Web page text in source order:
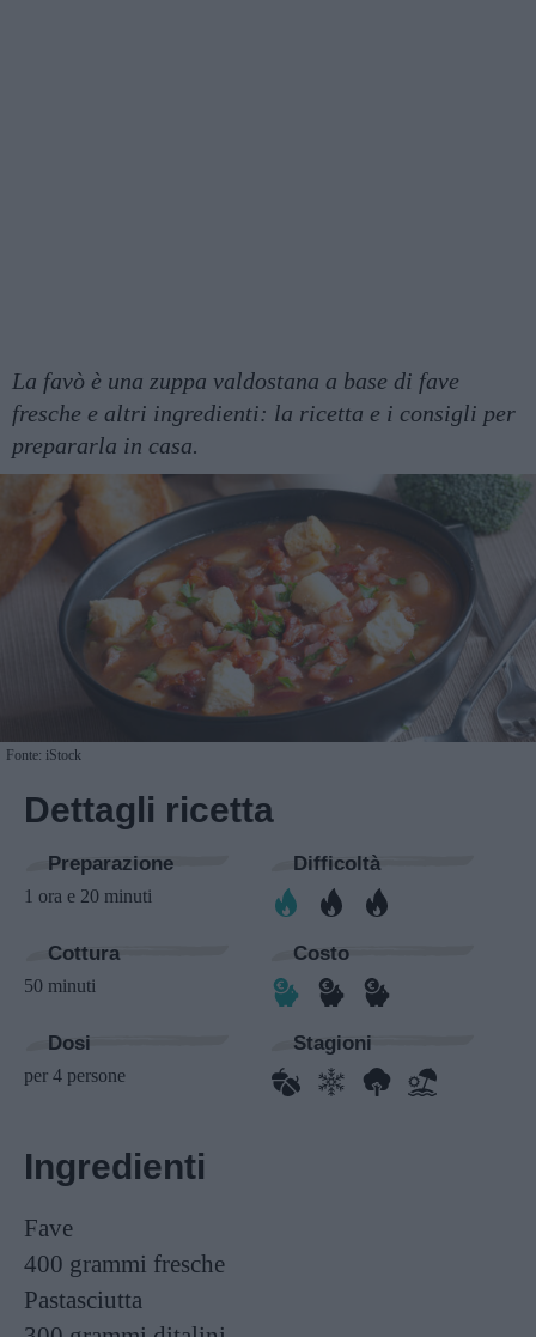
La favò è una zuppa valdostana a base di fave
fresche e altri ingredienti: la ricetta e i consigli per
prepararla in casa.
Fonte: iStock
Dettagli ricetta
Preparazione
1 ora e 20 minuti
Difficoltà
Cottura
50 minuti
Costo
Dosi
per 4 persone
Stagioni
Ingredienti
Fave
400 grammi fresche
Pastasciutta